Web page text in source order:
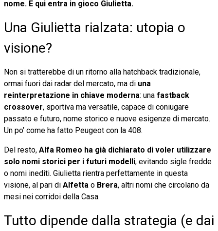
nome. E qui entra in gioco Giulietta.
Una Giulietta rialzata: utopia o
visione?
Non si tratterebbe di un ritorno alla hatchback tradizionale,
ormai fuori dai radar del mercato, ma di una
reinterpretazione in chiave moderna: una fastback
crossover, sportiva ma versatile, capace di coniugare
passato e futuro, nome storico e nuove esigenze di mercato.
Un po’ come ha fatto Peugeot con la 408.
Del resto, Alfa Romeo ha già dichiarato di voler utilizzare
solo nomi storici per i futuri modelli, evitando sigle fredde
o nomi inediti. Giulietta rientra perfettamente in questa
visione, al pari di Alfetta o Brera, altri nomi che circolano da
mesi nei corridoi della Casa.
Tutto dipende dalla strategia (e dai